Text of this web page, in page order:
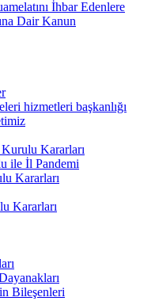
İhbar Edenlere
Dair Kanun
hizmetleri başkanlığı
Kurulu Kararları
ile İl Pandemi
Kararları
Kararları
Bileşenleri